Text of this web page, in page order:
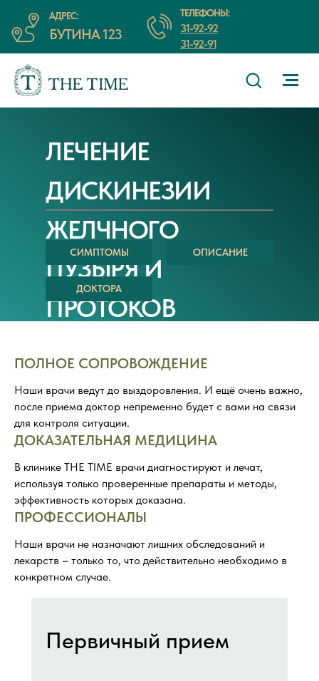
АДРЕС:
БУТИНА 123
ТЕЛЕФОНЫ:
31-92-92
31-92-91
ЛЕЧЕНИЕ
ДИСКИНЕЗИИ
ЖЕЛЧНОГО
ПУЗЫРЯ И
ПРОТОКОВ
СИМПТОМЫ ОПИСАНИЕ
ДОКТОРА
ПОЛНОЕ СОПРОВОЖДЕНИЕ
Наши врачи ведут до выздоровления. И ещё очень важно,
после приема доктор непременно будет с вами на связи
для контроля ситуации.
ДОКАЗАТЕЛЬНАЯ МЕДИЦИНА
В клинике THE TIME врачи диагностируют и лечат,
используя только проверенные препараты и методы,
эффективность которых доказана.
ПРОФЕССИОНАЛЫ
Наши врачи не назначают лишних обследований и
лекарств – только то, что действительно необходимо в
конкретном случае.
Первичный прием